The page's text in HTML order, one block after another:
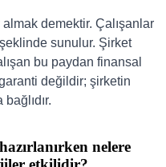
demektir. Çalışanlar
sunulur. Şirket
bu paydan finansal
değildir; şirketin
nelere